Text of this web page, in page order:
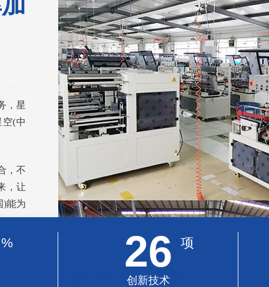
，星
(中
，不
，让
)能为
% 26 项
创新技术